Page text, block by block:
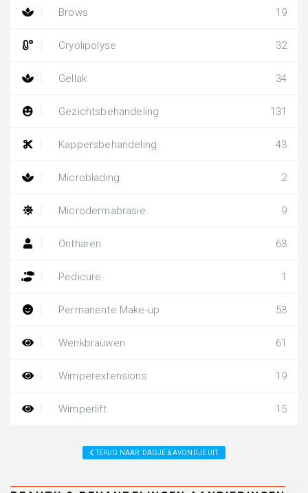
Brows 19
Cryolipolyse 32
Gellak 34
Gezichtsbehandeling 131
Kappersbehandeling 43
Microblading 2
Microdermabrasie 9
Ontharen 63
Pedicure 1
Permanente Make-up 53
Wenkbrauwen 61
Wimperextensions 19
Wimperlift 15
TERUG NAAR: DAGJE & AVONDJE UIT